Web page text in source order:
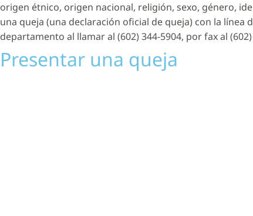
origen étnico, origen nacional, religión, sexo, género,
una queja (una declaración oficial de queja) con la
departamento al llamar al (602) 344-5904, por fax al
Presentar una queja